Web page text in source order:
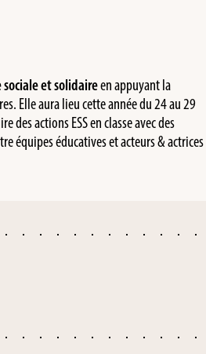
sociale et solidaireen appuyant la
Elle aura lieu cette année du 24 au 29
des actions ESS en classe avec des
équipes éducatives et acteurs & actrices